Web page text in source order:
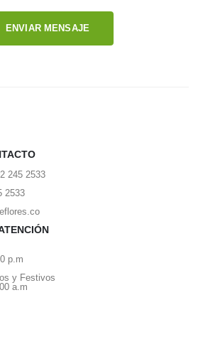
ENVIAR MENSAJE
245 2533
2533
p.m
y Festivos
a.m